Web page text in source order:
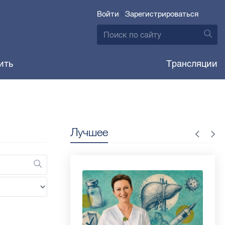
Войти | Зарегистрироваться
Трансляции
Лучшее